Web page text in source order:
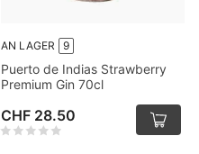
AN LAGER 9
Puerto de Indias Strawberry
Premium Gin 70cl
CHF 28.50